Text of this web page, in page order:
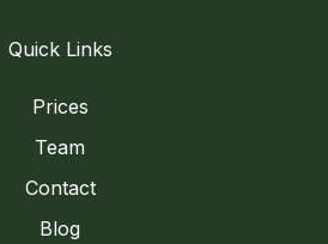
Quick Links
Prices
Team
Contact
Blog